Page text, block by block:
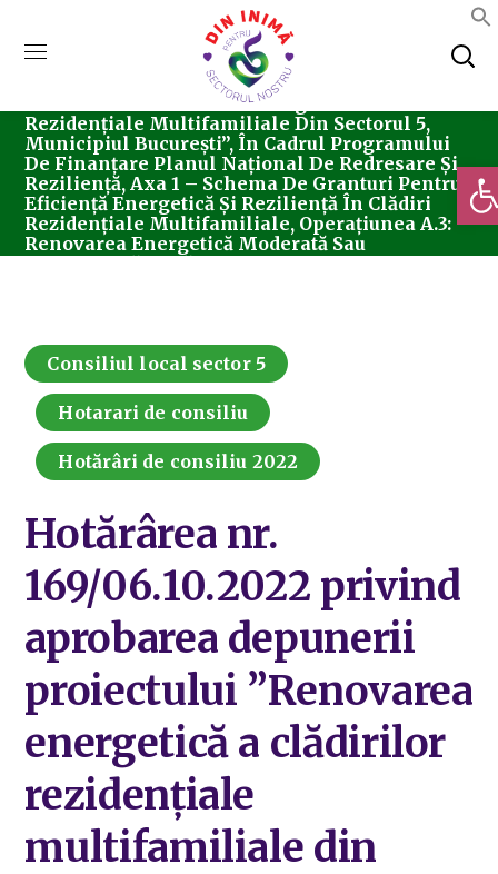
Home Consiliul Local Sector 5
Nr. 169/06.10.2022 Privind Aprobarea Depunerii
Proiectului ”Renovarea Energetică A Clădirilor
Rezidențiale Multifamiliale Din Sectorul 5,
Municipiul București”, În Cadrul Programului
De Finanțare Planul Național De Redresare Și
Reziliență, Axa 1 – Schema De Granturi Pentru
Eficiență Energetică Și Reziliență În Clădiri
Rezidențiale Multifamiliale, Operațiunea A.3:
Renovarea Energetică Moderată Sau
Consiliul local sector 5
Hotarari de consiliu
Hotărâri de consiliu 2022
Hotărârea nr.
169/06.10.2022 privind
aprobarea depunerii
proiectului ”Renovarea
energetică a clădirilor
rezidențiale
multifamiliale din